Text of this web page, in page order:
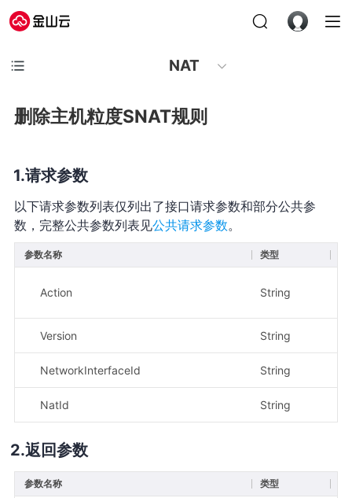
NAT
删除主机粒度SNAT规则
请求参数
以下请求参数列表仅列出了接口请求参数和部分公共参
数，完整公共参数列表见公共请求参数。
参数名称 类型
Action String
Version String
NetworkInterfaceId String
NatId String
返回参数
参数名称 类型